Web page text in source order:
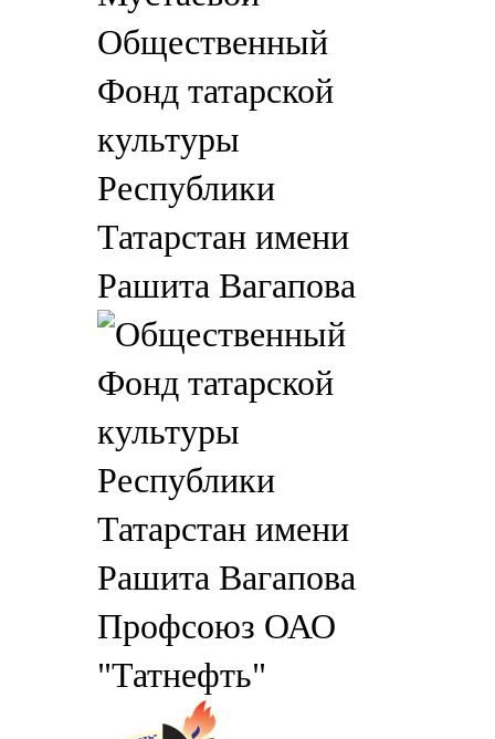
Общественный
Фонд татарской
культуры
Республики
Татарстан имени
Рашита Вагапова
Профсоюз ОАО
"Татнефть"